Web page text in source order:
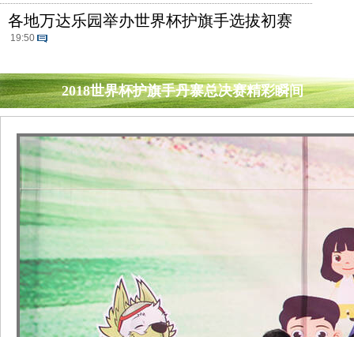
各地万达乐园举办世界杯护旗手选拔初赛
19:50
2018世界杯护旗手丹寨总决赛精彩瞬间